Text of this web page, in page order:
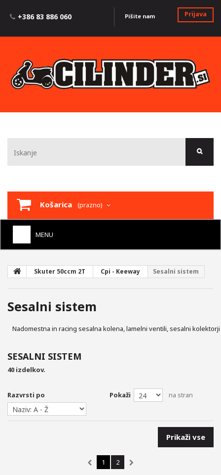
Prijava
Pišite nam
+386 83 886 060
Košarica (prazno)
MENU
+
+
SKUTER 50CCM 4T
MOPEDI 50CC
+
VESPA
UTEŽI VARIOMATA
+
NADOMESTNI KAROSERIJSKI DELI
+
Skuter 50ccm 2T Cpi - Keeway Sesalni sistem
Sesalni sistem
Nadomestna in racing sesalna kolena, lamelni ventili, sesalni kolektorji
SESALNI SISTEM
40 izdelkov.
Razvrsti po Pokaži na stran
Prikaži vse
1 2